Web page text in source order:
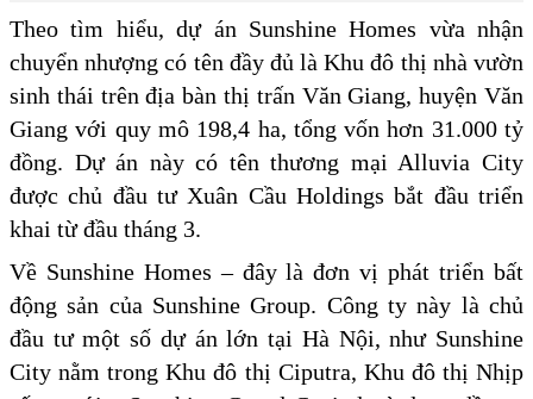
Theo tìm hiểu, dự án Sunshine Homes vừa nhận
chuyển nhượng có tên đầy đủ là Khu đô thị nhà vườn
sinh thái trên địa bàn thị trấn Văn Giang, huyện Văn
Giang với quy mô 198,4 ha, tổng vốn hơn 31.000 tỷ
đồng. Dự án này có tên thương mại Alluvia City
được chủ đầu tư Xuân Cầu Holdings bắt đầu triển
khai từ đầu tháng 3.
Về Sunshine Homes – đây là đơn vị phát triển bất
động sản của Sunshine Group. Công ty này là chủ
đầu tư một số dự án lớn tại Hà Nội, như Sunshine
City nằm trong Khu đô thị Ciputra, Khu đô thị Nhịp